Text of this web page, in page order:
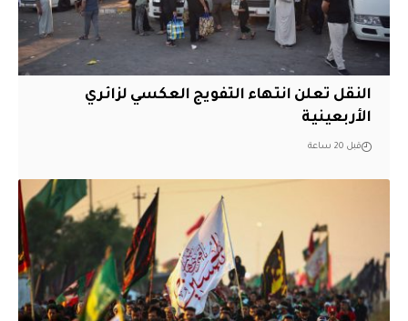
النقل تعلن انتهاء التفويج العكسي لزائري
الأربعينية
قبل 20 ساعة